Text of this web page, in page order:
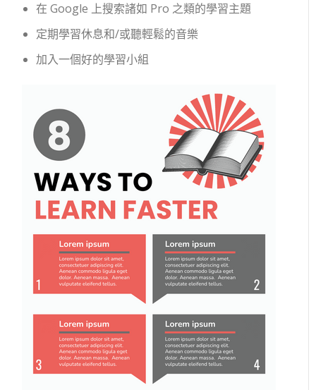
在 Google 上搜索諸如 Pro 之類的學習主題
定期學習休息和/或聽輕鬆的音樂
加入一個好的學習小組